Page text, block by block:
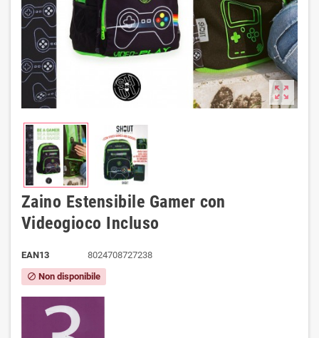
zoom_out_map
Zaino Estensibile Gamer con
Videogioco Incluso
EAN13 8024708727238
block Non disponibile